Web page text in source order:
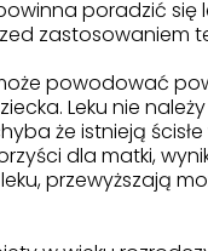
poradzić się
zastosowaniem
powodować
Leku nie
że istnieją
dla matki,
przewyższają